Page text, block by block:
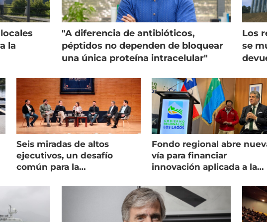
la
"A diferencia de antibióticos,
péptidos no dependen de bloquear
una única proteína intracelular"
Los
se
Seis miradas de altos
ejecutivos, un desafío
común para la
Fondo regional abre
vía para financiar
innovación aplicada a la